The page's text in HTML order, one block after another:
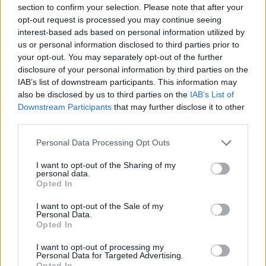
section to confirm your selection. Please note that after your
opt-out request is processed you may continue seeing
interest-based ads based on personal information utilized by
us or personal information disclosed to third parties prior to
your opt-out. You may separately opt-out of the further
disclosure of your personal information by third parties on the
IAB’s list of downstream participants. This information may
also be disclosed by us to third parties on the IAB’s List of
Downstream Participants that may further disclose it to other
Personal Data Processing Opt Outs
I want to opt-out of the Sharing of my
personal data.
Opted In
I want to opt-out of the Sale of my
Personal Data.
Opted In
I want to opt-out of processing my
Personal Data for Targeted Advertising.
dovrebbero introdurre la possibilità dinavigare senza limitidi
GB durante la notte, tra la mezzanotte e le 8 del mattino, in
Casa 3
Per i navigatori “vacanzieri”, sarebbe in arrivo anche la classica
offerta estiva, quest’anno con un occhio di riguardo
all’intrattenimento in mobilità.
Wind Summer Card NOW TV
Intrattenimento della Internet TV di Sky. Il tutto per
due mesi
14,90 Euro
una tantum
più giga con l’acquisto didevicea rate: 1 GB con l’offerta
Smartphone Box, 2 GB scegliendo Wind Smart o Wind Smart
anche offerte dedicate ai nuovi clienti stranieri di con edizioni